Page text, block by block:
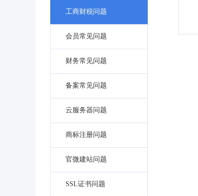
工商财税问题
会员常见问题
财务常见问题
备案常见问题
云服务器问题
商标注册问题
官微建站问题
SSL证书问题